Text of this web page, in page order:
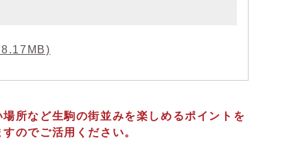
所など生駒の街並みを楽しめるポイントを
のでご活用ください。